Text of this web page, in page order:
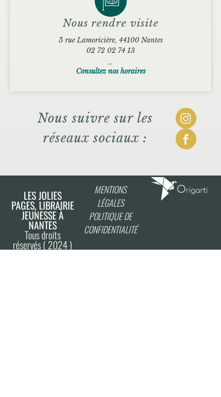
Nous rendre visite
5 rue Lamoricière, 44100 Nantes
02 72 02 74 13
Consultez nos horaires
Nous suivre sur les
réseaux sociaux :
LES JOLIES
PAGES, LIBRAIRIE
JEUNESSE À
NANTES
Tous droits
réservés ( 2024 )
MENTIONS
LÉGALES
POLITIQUE DE
CONFIDENTIALITÉ